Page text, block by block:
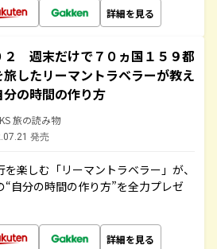
詳細を見る
２ 週末だけで７０ヵ国１５９都
旅したリーマントラベラーが教え
分の時間の作り方
旅の読み物
発売
楽しむ「リーマントラベラー」が、
自分の時間の作り方”を全力プレゼ
詳細を見る